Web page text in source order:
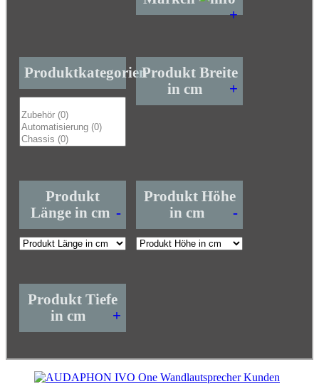
+
ProduktkategorienProdukt Breite
in cm
+
Produkt
Länge in cm -
Produkt Höhe
in cm
-
Produkt Tiefe
in cm
+